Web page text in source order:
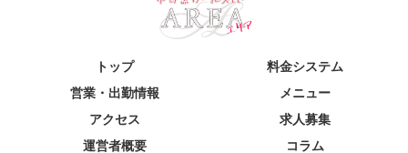
トップ
料金システム
営業・出勤情報
メニュー
アクセス
求人募集
運営者概要
コラム